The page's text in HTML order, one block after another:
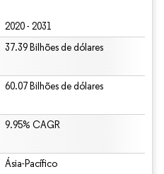
2020 - 2031
37.39 Bilhões de dólares
60.07 Bilhões de dólares
9.95% CAGR
Ásia-Pacífico